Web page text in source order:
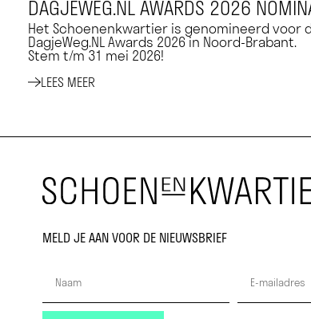
DAGJEWEG.NL AWARDS 2026
Het Schoenenkwartier is genomineerd voor
DagjeWeg.NL Awards 2026 in Noord-Brabant.
Stem t/m 31 mei 2026!
LEES MEER
MELD JE AAN VOOR DE NIEUWSBRIEF